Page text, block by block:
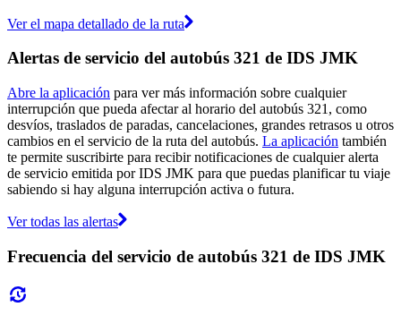
Ver el mapa detallado de la ruta
Alertas de servicio del autobús 321 de IDS JMK
Abre la aplicación para ver más información sobre cualquier
interrupción que pueda afectar al horario del autobús 321, como
desvíos, traslados de paradas, cancelaciones, grandes retrasos u otros
cambios en el servicio de la ruta del autobús. La aplicación también
te permite suscribirte para recibir notificaciones de cualquier alerta
de servicio emitida por IDS JMK para que puedas planificar tu viaje
sabiendo si hay alguna interrupción activa o futura.
Ver todas las alertas
Frecuencia del servicio de autobús 321 de IDS JMK